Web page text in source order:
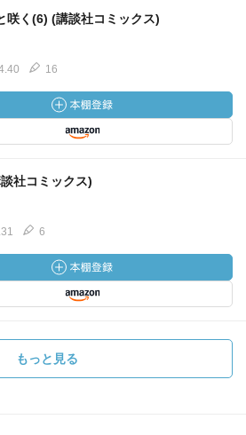
咲く(6) (講談社コミックス)
16
社コミックス)
6
もっと見る